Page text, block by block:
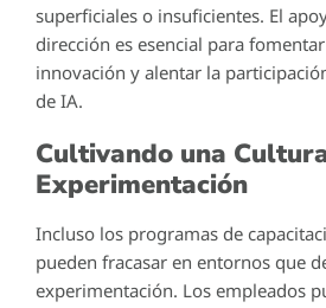
superficiales o insuficientes. El
dirección es esencial para
innovación y alentar la
de IA.
Cultivando una
Experimentación
Incluso los programas de
pueden fracasar en entornos que
experimentación. Los empleados